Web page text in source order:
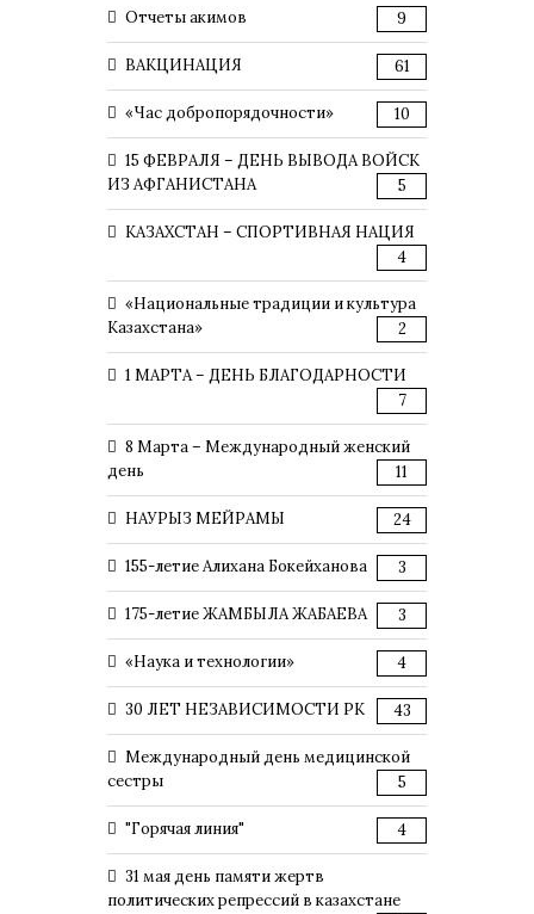
Отчеты акимов 9
ВАКЦИНАЦИЯ 61
«Час добропорядочности» 10
15 ФЕВРАЛЯ – ДЕНЬ ВЫВОДА ВОЙСК
ИЗ АФГАНИСТАНА
5
КАЗАХСТАН – СПОРТИВНАЯ НАЦИЯ
4
«Национальные традиции и культура
Казахстана»
2
1 МАРТА – ДЕНЬ БЛАГОДАРНОСТИ
7
8 Марта – Международный женский
день
11
НАУРЫЗ МЕЙРАМЫ 24
155-летие Алихана Бокейханова 3
175-летие ЖАМБЫЛА ЖАБАЕВА 3
«Наука и технологии» 4
30 ЛЕТ НЕЗАВИСИМОСТИ РК 43
Международный день медицинской
сестры
5
"Горячая линия" 4
31 мая день памяти жертв
политических репрессий в казахстане